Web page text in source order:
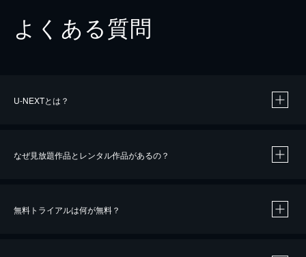
よくある質問
U-NEXTとは？
なぜ見放題作品とレンタル作品があるの？
無料トライアルは何が無料？